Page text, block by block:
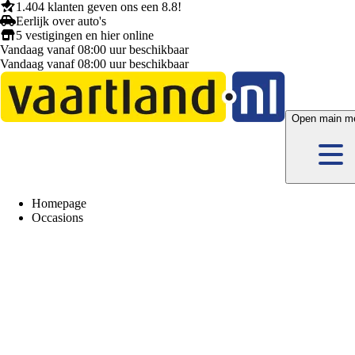
1.404 klanten geven ons een 8.8!
Eerlijk over auto's
5 vestigingen en hieronline
Vandaag vanaf 08:00 uur beschikbaar
Vandaag vanaf 08:00 uur beschikbaar
Open main
Homepage
Occasions